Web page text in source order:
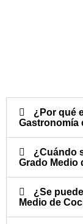
¿Por qué
Gastronomía
¿Cuándo
Grado Medio
¿Se
Medio de